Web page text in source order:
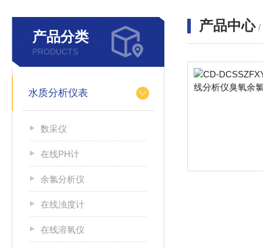
产品分类
PRODUCTS
水质分析仪表
数采仪
在线PH计
余氯分析仪
在线浊度计
在线溶氧仪
产品中心 /